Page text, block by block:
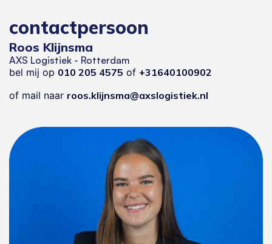
contactpersoon
Roos Klijnsma
AXS Logistiek - Rotterdam
bel mij op 010 205 4575 of +31640100902
of mail naar roos.klijnsma@axslogistiek.nl